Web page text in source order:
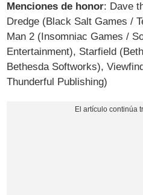
Menciones de honor: Dave
Dredge (Black Salt Games /
Man 2 (Insomniac Games /
Entertainment), Starfield
Bethesda Softworks),
Thunderful Publishing)